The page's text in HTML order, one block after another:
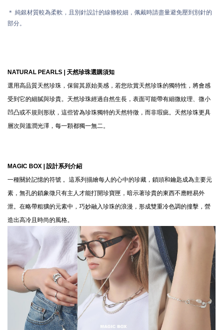
＊ 純銀材質較為柔軟，且別針設計的線條較細，佩戴時請盡量避免壓到別針的
部分。
NATURAL PEARLS | 天然珍珠選購須知
選用高品質天然珍珠，保留其原始美感，若您欣賞天然珍珠的獨特性，將會感
受到它的細膩與珍貴。天然珍珠經過自然生長，表面可能帶有細微紋理、微小
凹凸或不規則形狀，這些皆為珍珠獨特的天然特徵，而非瑕疵。天然珍珠更具
層次與溫潤光澤，每一顆都獨一無二。
MAGIC BOX | 設計系列介紹
一種關於記憶的符號 。這系列描繪每人的心中的珍藏，鎖頭和鑰匙成為主要元
素，無孔的鎖象徵只有主人才能打開珍寶匣，暗示著珍貴的東西不應輕易外
泄。在略帶粗獷的元素中，巧妙融入珍珠的浪漫，形成雙重冷色調的撞擊，營
造出高冷且時尚的風格。